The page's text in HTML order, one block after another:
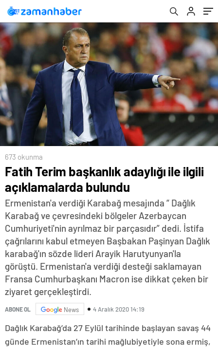
673 okunma
Fatih Terim başkanlık adaylığı ile ilgili
açıklamalarda bulundu
Ermenistan'a verdiği Karabağ mesajında “ Dağlık
Karabağ ve çevresindeki bölgeler Azerbaycan
Cumhuriyeti'nin ayrılmaz bir parçasıdır” dedi. İstifa
çağrılarını kabul etmeyen Başbakan Paşinyan Dağlık
karabağ'ın sözde lideri Arayik Harutyunyan'la
görüştü. Ermenistan'a verdiği desteği saklamayan
Fransa Cumhurbaşkanı Macron ise dikkat çeken bir
ziyaret gerçekleştirdi.
ABONE OL News 4 Aralık 2020 14:19
Dağlık Karabağ’da 27 Eylül tarihinde başlayan savaş 44
günde Ermenistan’ın tarihi mağlubiyetiyle sona ermiş,